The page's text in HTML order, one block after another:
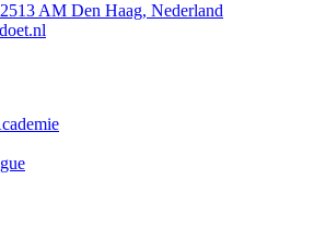
AM Den Haag, Nederland